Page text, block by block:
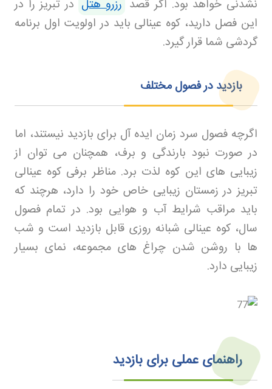
نشدنی خواهد بود. اگر قصد رزرو هتل در تبریز را در
این فصل دارید، کوه عینالی باید در اولویت اول برنامه
گردشی شما قرار گیرد.
بازدید در فصول مختلف
اگرچه فصول سرد زمان ایده آل برای بازدید نیستند، اما
در صورت نبود بارندگی و برف، همچنان می توان از
زیبایی های این کوه لذت برد. مناظر برفی کوه عینالی
تبریز در زمستان زیبایی خاص خود را دارد، هرچند که
باید مراقب شرایط آب و هوایی بود. در تمام فصول
سال، کوه عینالی شبانه روزی قابل بازدید است و شب
ها با روشن شدن چراغ های مجموعه، نمای بسیار
زیبایی دارد.
راهنمای عملی برای بازدید